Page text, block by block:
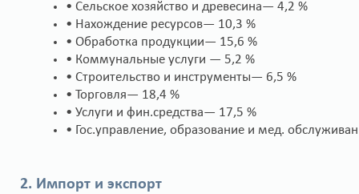
• Сельское хозяйство и древесина— 4,2 %
• Нахождение ресурсов— 10,3 %
• Обработка продукции— 15,6 %
• Коммунальные услуги — 5,2 %
• Строительство и инструменты— 6,5 %
• Торговля— 18,4 %
• Услуги и фин.средства— 17,5 %
• Гос.управление, образование и мед.
2. Импорт и экспорт